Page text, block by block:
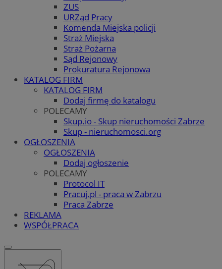
ZUS
URZąd Pracy
Komenda Miejska policji
Straż Miejska
Straż Pożarna
Sąd Rejonowy
Prokuratura Rejonowa
KATALOG FIRM
KATALOG FIRM
Dodaj firmę do katalogu
POLECAMY
Skup.io - Skup nieruchomości Zabrze
Skup - nieruchomosci.org
OGŁOSZENIA
OGŁOSZENIA
Dodaj ogłoszenie
POLECAMY
Protocol IT
Pracuj.pl - praca w Zabrzu
Praca Zabrze
REKLAMA
WSPÓŁPRACA